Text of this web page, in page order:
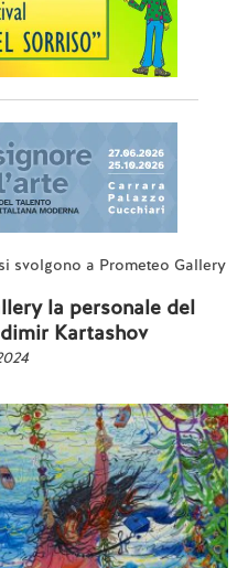
svolgono a Prometeo Gallery
la personale del
Kartashov